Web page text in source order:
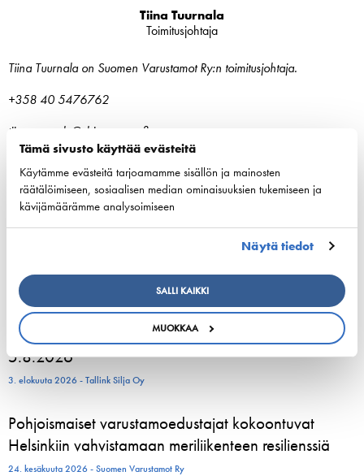
Tämä sivusto käyttää evästeitä
Käytämme evästeitä tarjoamamme sisällön ja mainosten
räätälöimiseen, sosiaalisen median ominaisuuksien tukemiseen ja
kävijämäärämme analysoimiseen
Näytä tiedot
SALLI KAIKKI
MUOKKAA
Tiina Tuurnala
Toimitusjohtaja
Tiina Tuurnala on Suomen Varustamot Ry:n toimitusjohtaja.
+358 40 5476762
tiina.tuurnala@shipowners.fi
ESL Shipping is planned to form an independent,
3. elokuuta 2026 - ESL Shipping Ltd
Tallinkin Victoria I siirtyy uudelle laituripaikalle
5.8.2026
3. elokuuta 2026 - Tallink Silja Oy
Pohjoismaiset varustamoedustajat kokoontuvat
Helsinkiin vahvistamaan meriliikenteen resilienssiä
24. kesäkuuta 2026 - Suomen Varustamot Ry